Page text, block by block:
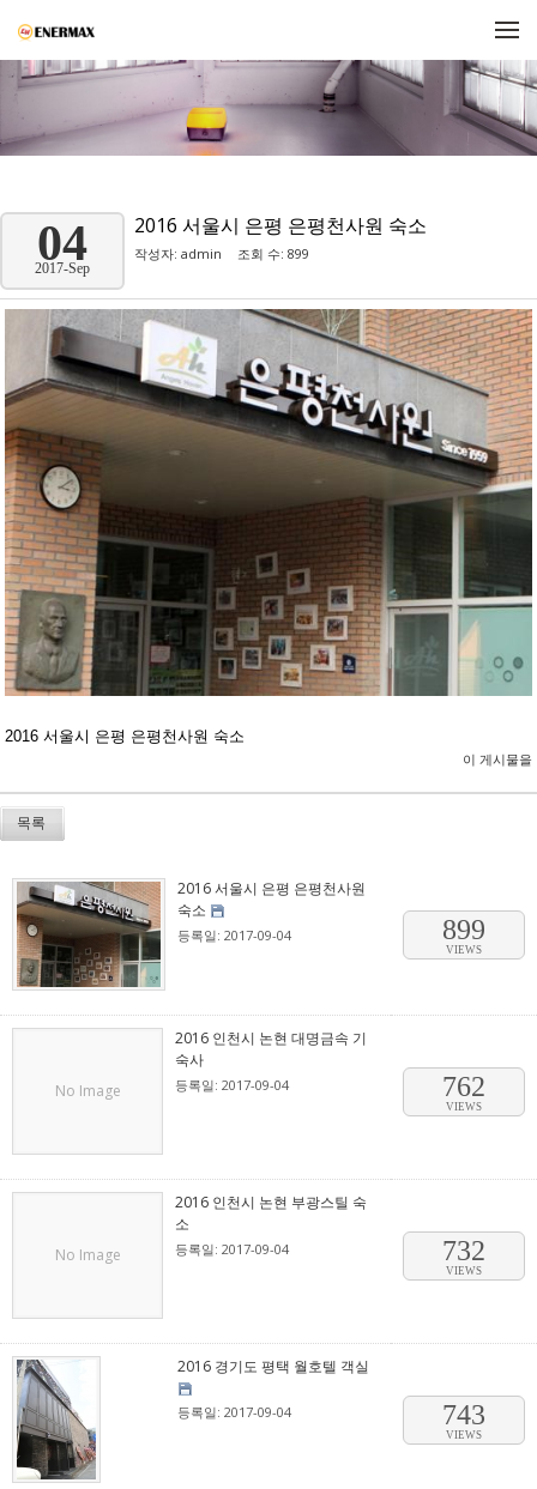
04
2017-Sep
2016 서울시 은평 은평천사원 숙소
작성자: admin 조회 수: 899
2016 서울시 은평 은평천사원 숙소
이 게시물을
목록
2016 서울시 은평 은평천사원
숙소
등록일: 2017-09-04 899
VIEWS
No Image
2016 인천시 논현 대명금속 기
숙사
등록일: 2017-09-04 762
VIEWS
No Image
2016 인천시 논현 부광스틸 숙
소
등록일: 2017-09-04 732
VIEWS
2016 경기도 평택 월호텔 객실
등록일: 2017-09-04 743
VIEWS